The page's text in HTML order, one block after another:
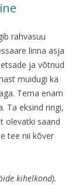
rahvasuu
linna asja
ja võtnud
muidugi ka
Tema enam
Ta eksind ringi,
olevatki saand
tee nii kõver
kihelkond).